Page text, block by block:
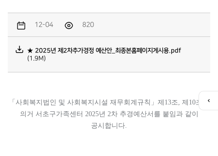
12-04 820
★ 2025년 제2차추가경정 예산안_최종본홈페이지게시용.pdf
(1.9M)
「 사회복지법인 및 사회복지시설 재무회계규칙 」 제13조 제10조에
의거 서초구가족센터 2025년 2차 추경예산서를 붙임과 같이
공시합니다
퀵
메